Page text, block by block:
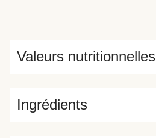
Ingrédients
Valeurs nutritionnelles